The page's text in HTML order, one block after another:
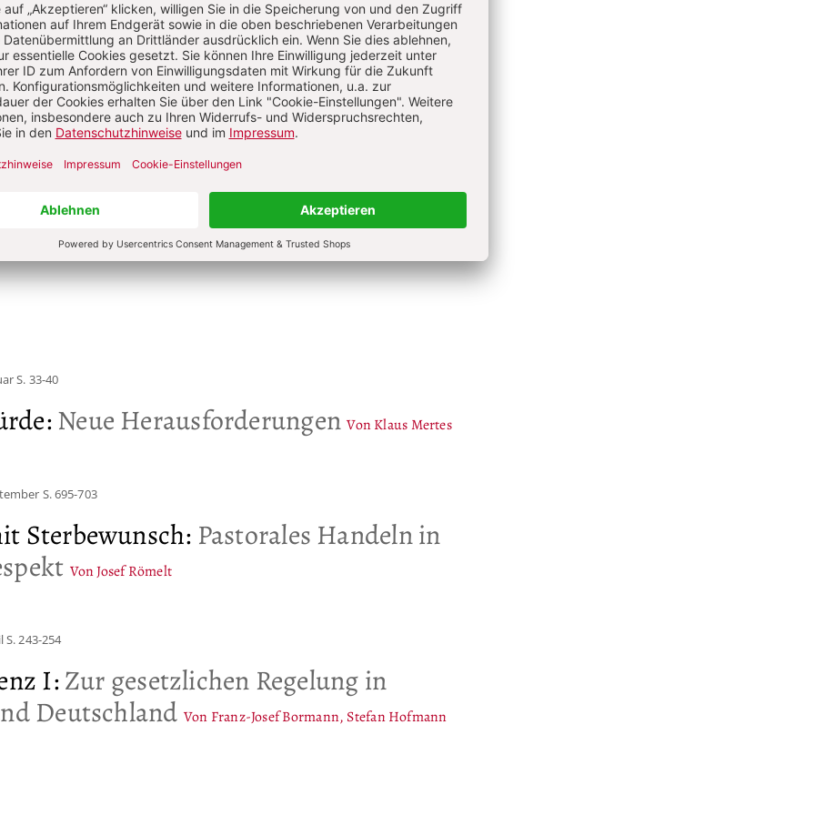
Sie haben ein Abonnement?Anmelden
Schmitt OCarm
S. 33-40
:Neue Herausforderungen Von Klaus Mertes
S. 695-703
Sterbewunsch: Pastorales Handeln in
Von Josef Römelt
S. 243-254
I:Zur gesetzlichen Regelung in
Deutschland Von Franz-Josef Bormann, Stefan Hofmann